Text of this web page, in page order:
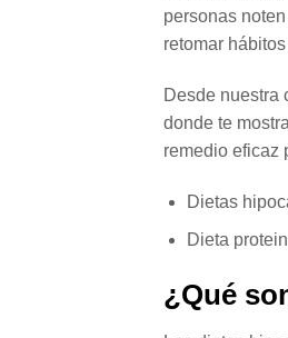
personas
retomar
Desde nuestra
donde te
remedio eficaz
Dietas
Dieta
¿Qué